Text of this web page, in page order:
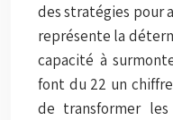
des stratégies pour
représente la
capacité à
font du 22 un
de transformer